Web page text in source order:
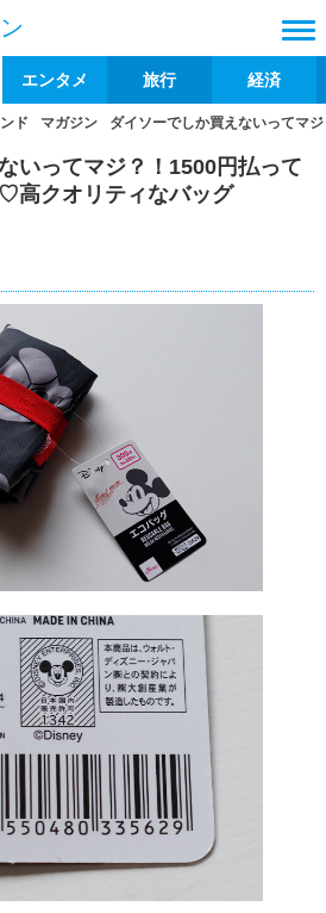
エンタメ 旅行 経済
ンド マガジン ダイソーでしか買えないってマ
いってマジ？！1500円払って
高クオリティなバッグ